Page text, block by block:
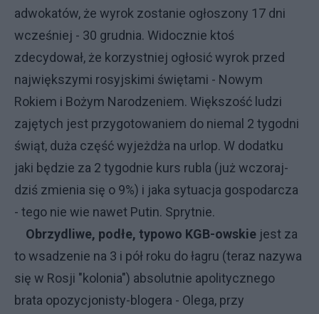
adwokatów, że wyrok zostanie ogłoszony 17 dni
wcześniej - 30 grudnia. Widocznie ktoś
zdecydował, że korzystniej ogłosić wyrok przed
największymi rosyjskimi świętami - Nowym
Rokiem i Bożym Narodzeniem. Większość ludzi
zajętych jest przygotowaniem do niemal 2 tygodni
świąt, duża część wyjeżdża na urlop. W dodatku
jaki będzie za 2 tygodnie kurs rubla (już wczoraj-
dziś zmienia się o 9%) i jaka sytuacja gospodarcza
- tego nie wie nawet Putin. Sprytnie.
Obrzydliwe, podłe, typowo KGB-owskie jest za
to wsadzenie na 3 i pół roku do łagru (teraz nazywa
się w Rosji "kolonia") absolutnie apolitycznego
brata opozycjonisty-blogera - Olega, przy